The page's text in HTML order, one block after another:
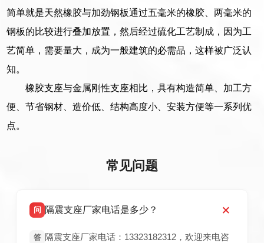
简单就是天然橡胶与加劲钢板通过五毫米的橡胶、两毫米的
钢板的比较进行叠加放置，然后经过硫化工艺制成，因为工
艺简单，需要量大，成为一般建筑的必需品，这样被广泛认
知。
橡胶支座与金属刚性支座相比，具有构造简单、加工方
便、节省钢材、造价低、结构高度小、安装方便等一系列优
点。
常见问题
问 隔震支座厂家电话是多少？
答 隔震支座厂家电话：13323182312，欢迎来电咨